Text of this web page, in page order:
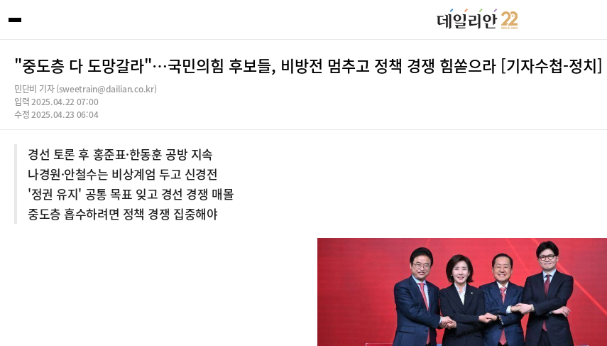
"중도층 다 도망갈라"…국민의힘 후보들, 비방전 멈추고 정책 경쟁 힘쏟으라 [기자수첩-정치]
민단비 기자 (sweetrain@dailian.co.kr)
입력 2025.04.22 07:00
수정 2025.04.23 06:04
경선 토론 후 홍준표·한동훈 공방 지속
나경원·안철수는 비상계엄 두고 신경전
'정권 유지' 공통 목표 잊고 경선 경쟁 매몰
중도층 흡수하려면 정책 경쟁 집중해야